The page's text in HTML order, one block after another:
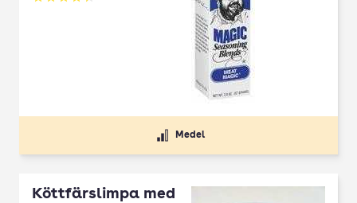
Betyg: 4.33 av 5
Medel
Köttfärslimpa med